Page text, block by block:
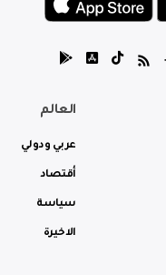
العالم
عربي ودولي
أقتصاد
سياسة
الاخيرة